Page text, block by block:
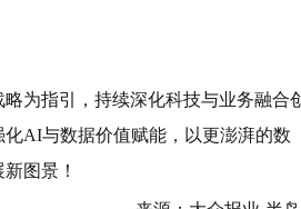
为指引，持续深化科技与业务融合
AI与数据价值赋能，以更澎湃的数
图景！